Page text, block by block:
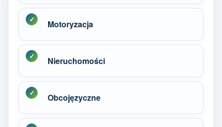
Motoryzacja
Nieruchomości
Obcojęzyczne